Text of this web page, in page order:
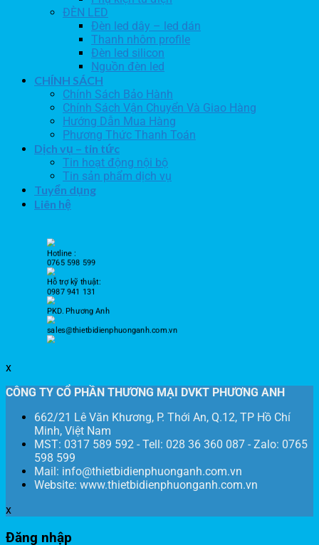
ĐÈN LED
Đèn led dây – led dán
Thanh nhôm profile
Đèn led silicon
Nguồn đèn led
CHÍNH SÁCH
Chính Sách Bảo Hành
Chính Sách Vận Chuyển Và Giao Hàng
Hướng Dẫn Mua Hàng
Phương Thức Thanh Toán
Dịch vụ – tin tức
Tin hoạt động nội bộ
Tin sản phẩm dịch vụ
Tuyển dụng
Liên hệ
Hotline :
0765 598 599
Hỗ trợ kỹ thuật:
0987 941 131
PKD. Phương Anh
sales@thietbidienphuonganh.com.vn
x
CÔNG TY CỔ PHẦN THƯƠNG MẠI DVKT PHƯƠNG ANH
662/21 Lê Văn Khương, P. Thới An, Q.12, TP Hồ Chí
Minh, Việt Nam
MST: 0317 589 592 - Tell: 028 36 360 087 - Zalo: 0765
598 599
Mail: info@thietbidienphuonganh.com.vn
Website: www.thietbidienphuonganh.com.vn
x
Đăng nhập